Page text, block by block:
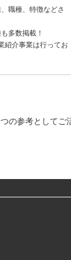
職種、特徴などさ
多数掲載！
紹介事業は行ってお
の参考としてご